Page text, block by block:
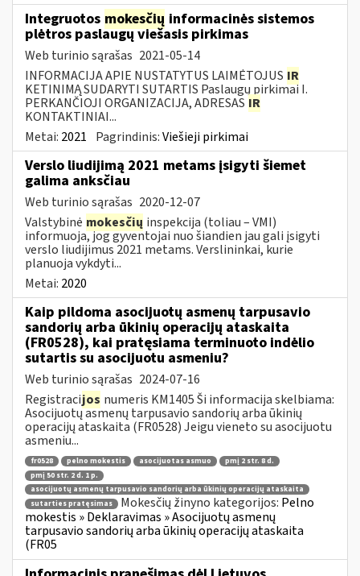
Integruotos mokesčių informacinės sistemos
plėtros paslaugų viešasis pirkimas
Web turinio sąrašas 2021-05-14
INFORMACIJA APIE NUSTATYTUS LAIMĖTOJUS IR
KETINIMĄ SUDARYTI SUTARTIS Paslaugų pirkimai I.
PERKANČIOJI ORGANIZACIJA, ADRESAS IR
KONTAKTINIAI...
Metai: 2021 Pagrindinis:Viešieji pirkimai
Verslo liudijimą 2021 metams įsigyti šiemet
galima anksčiau
Web turinio sąrašas 2020-12-07
Valstybinė mokesčių inspekcija (toliau – VMI)
informuoja, jog gyventojai nuo šiandien jau gali įsigyti
verslo liudijimus 2021 metams. Verslininkai, kurie
planuoja vykdyti...
Metai: 2020
Kaip pildoma asocijuotų asmenų tarpusavio
sandorių arba ūkinių operacijų ataskaita
(FR0528), kai pratęsiama terminuoto indėlio
sutartis su asocijuotu asmeniu?
Web turinio sąrašas 2024-07-16
Registracijos numeris KM1405 Ši informacija skelbiama:
Asocijuotų asmenų tarpusavio sandorių arba ūkinių
operacijų ataskaita (FR0528) Jeigu vieneto su asocijuotu
asmeniu...
fr0528 pelno mokestis asocijuotas asmuo
pmį 2 str. 8 d.
pmį 50 str. 2 d. 1 p.
asocijuotų asmenų tarpusavio sandorių arba ūkinių operacijų ataskaita
sutarties pratęsimas
Mokesčių žinyno kategorijos: Pelno
mokestis » Deklaravimas » Asocijuotų asmenų
tarpusavio sandorių arba ūkinių operacijų ataskaita
(FR05